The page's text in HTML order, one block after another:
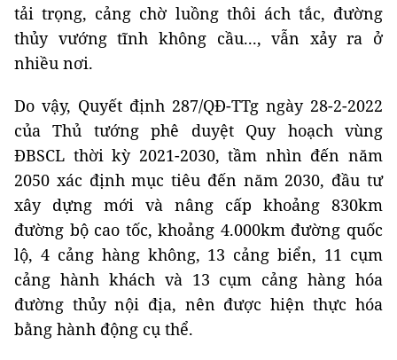
tải trọng, cảng chờ luồng thôi ách tắc, đường
thủy vướng tĩnh không cầu..., vẫn xảy ra ở
nhiều nơi.
Do vậy, Quyết định 287/QĐ-TTg ngày 28-2-2022
của Thủ tướng phê duyệt Quy hoạch vùng
ĐBSCL thời kỳ 2021-2030, tầm nhìn đến năm
2050 xác định mục tiêu đến năm 2030, đầu tư
xây dựng mới và nâng cấp khoảng 830km
đường bộ cao tốc, khoảng 4.000km đường quốc
lộ, 4 cảng hàng không, 13 cảng biển, 11 cụm
cảng hành khách và 13 cụm cảng hàng hóa
đường thủy nội địa, nên được hiện thực hóa
bằng hành động cụ thể.